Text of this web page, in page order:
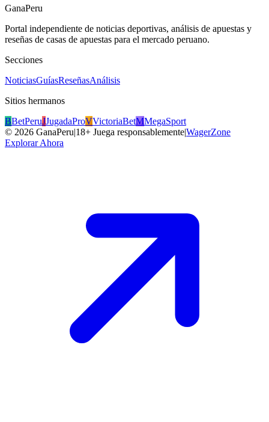
GanaPeru
Portal independiente de noticias deportivas, análisis de apuestas y
reseñas de casas de apuestas para el mercado peruano.
Secciones
NoticiasGuíasReseñasAnálisis
Sitios hermanos
BBetPeruJJugadaProVVictoriaBetMMegaSport
© 2026 GanaPeru|18+ Juega responsablemente|WagerZone
Explorar Ahora